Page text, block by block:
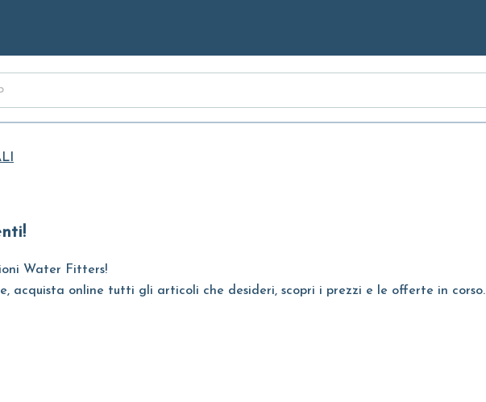
Water Fitters!
acquista online tutti gli articoli che desideri, scopri i prezzi e le offerte in corso.